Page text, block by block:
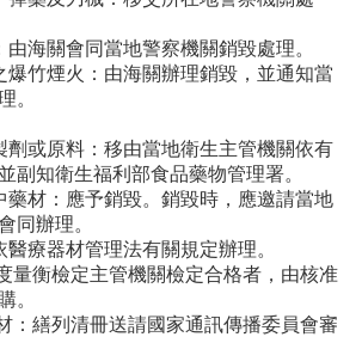
由海關會同當地警察機關銷毀處理。
爆竹煙火：由海關辦理銷毀，並通知當
。
劑或原料：移由當地衛生主管機關依有
副知衛生福利部食品藥物管理署。
藥材：應予銷毀。銷毀時，應邀請當地
同辦理。
醫療器材管理法有關規定辦理。
量衡檢定主管機關檢定合格者，由核准
。
：繕列清冊送請國家通訊傳播委員會審